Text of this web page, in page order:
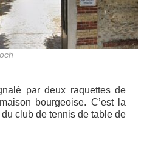
par deux raquettes de
bourgeoise. C’est la
club de tennis de table de